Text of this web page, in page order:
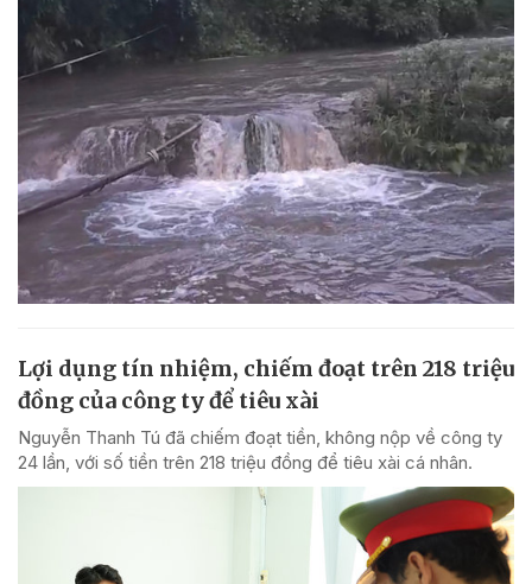
Lợi dụng tín nhiệm, chiếm đoạt trên 218 triệu
đồng của công ty để tiêu xài
Nguyễn Thanh Tú đã chiếm đoạt tiền, không nộp về công ty
24 lần, với số tiền trên 218 triệu đồng để tiêu xài cá nhân.